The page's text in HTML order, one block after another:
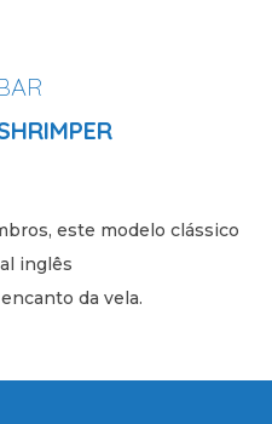
este modelo clássico
inglês
da vela.